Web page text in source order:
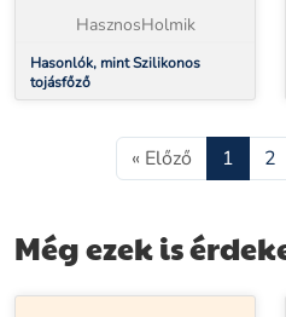
HasznosHolmik
Hasonlók, mint Szilikonos
tojásfőző
« Előző 1 2
Még ezek is